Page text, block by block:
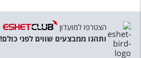
הצטרפו למועדון
ותהנו ממבצעים שווים לפני כולם!